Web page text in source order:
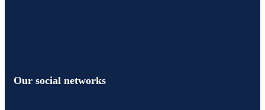
Our social networks